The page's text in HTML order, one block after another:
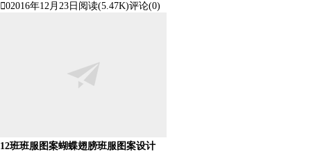
02016年12月23日 阅读(5.47K)评论(0)
12班班服图案蝴蝶翅膀班服图案设计